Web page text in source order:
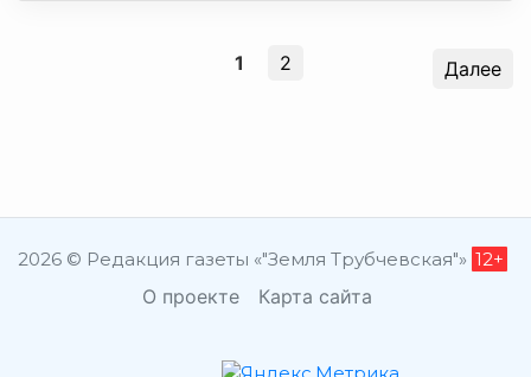
1 2 Далее
2026 © Редакция газеты «"Земля Трубчевская"» 12+
О проекте Карта сайта